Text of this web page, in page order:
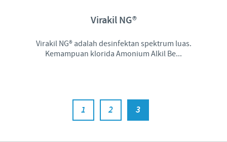
Virakil NG®
Virakil NG® adalah desinfektan spektrum luas.
Kemampuan klorida Amonium Alkil Be...
1 2 3